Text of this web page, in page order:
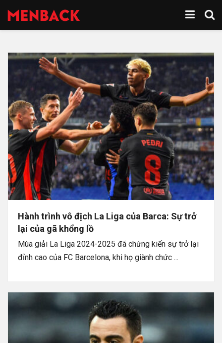
Hành trình vô địch La Liga của Barca: Sự trở
lại của gã khổng lồ
Mùa giải La Liga 2024-2025 đã chứng kiến sự trở lại
đỉnh cao của FC Barcelona, khi họ giành chức ...